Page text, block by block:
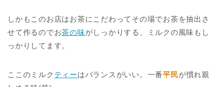
しかもこのお店はお茶にこだわってその場でお茶を抽出さ
せて作るのでお茶の味がしっかりする。ミルクの風味もし
っかりしてます。
ここのミルク ティーはバランスがいい。一番平民が慣れ親